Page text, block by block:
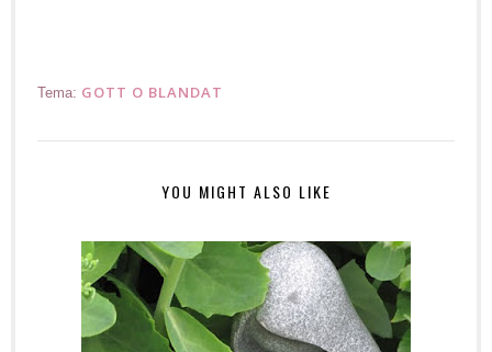
Tema: GOTT O BLANDAT
YOU MIGHT ALSO LIKE